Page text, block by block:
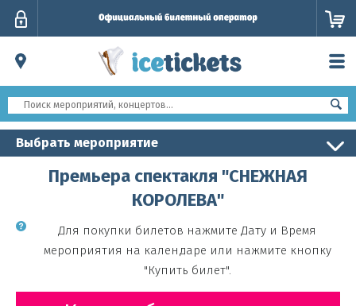
Выбрать мероприятие
Премьера спектакля "СНЕЖНАЯ
КОРОЛЕВА"
Для покупки билетов нажмите Дату и Время
мероприятия на календаре или нажмите кнопку
"Купить билет".